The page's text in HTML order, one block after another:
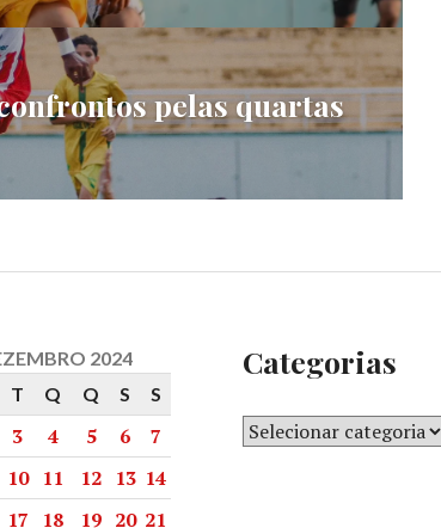
pelas quartas
2024
T Q Q S S
3 4 5 6
7
10 11 12 13 14
17 18 19 20 21
Categorias